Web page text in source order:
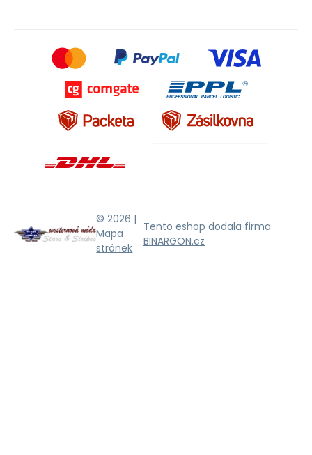
© 2026 |
Mapa
stránek
Tento eshop dodala firma
BINARGON.cz